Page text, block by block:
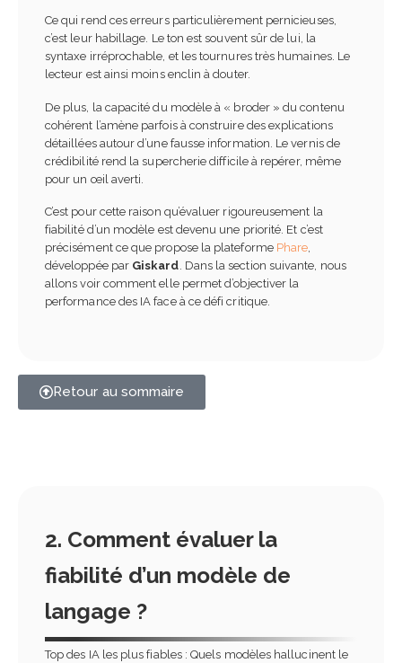
Ce qui rend ces erreurs particulièrement pernicieuses,
c’est leur habillage. Le ton est souvent sûr de lui, la
syntaxe irréprochable, et les tournures très humaines. Le
lecteur est ainsi moins enclin à douter.
De plus, la capacité du modèle à « broder » du contenu
cohérent l’amène parfois à construire des explications
détaillées autour d’une fausse information. Le vernis de
crédibilité rend la supercherie difficile à repérer, même
pour un œil averti.
C’est pour cette raison qu’évaluer rigoureusement la
fiabilité d’un modèle est devenu une priorité. Et c’est
précisément ce que propose la plateforme Phare
développée par Giskard . Dans la section suivante, nous
allons voir comment elle permet d’objectiver la
performance des IA face à ce défi critique.
Retour au sommaire
2. Comment évaluer la
fiabilité d’un modèle de
langage ?
Top des IA les plus fiables : Quels modèles hallucinent le